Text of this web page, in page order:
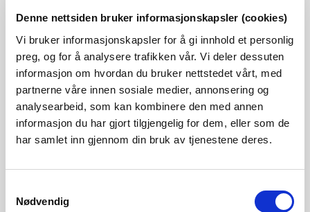
Denne nettsiden bruker informasjonskapsler (cookies)
Vi bruker informasjonskapsler for å gi innhold et personlig
preg, og for å analysere trafikken vår. Vi deler dessuten
informasjon om hvordan du bruker nettstedet vårt, med
partnerne våre innen sosiale medier, annonsering og
analysearbeid, som kan kombinere den med annen
informasjon du har gjort tilgjengelig for dem, eller som de
har samlet inn gjennom din bruk av tjenestene deres.
Nødvendig
kan klage på vedtaket til Olje- og energidepartementet
innen seks uker fra vedtaket ble gjort.
Kontaktperson
Vegard Hotvedt Strømsvåg
seniorrådgiver,
tlf. 971 55 047, vhst@nve.no
Pernille Dorthea Bruun